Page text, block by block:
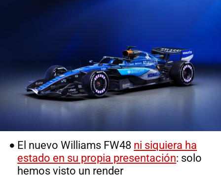
El nuevo Williams FW48 ni siquiera ha
estado en su propia presentación: solo
hemos visto un render